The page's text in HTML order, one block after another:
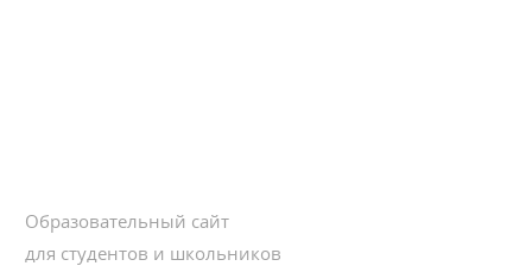
Образовательный сайт
для студентов и школьников